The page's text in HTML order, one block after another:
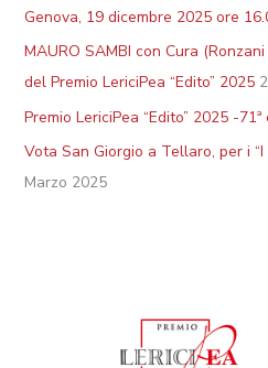
Genova, 19 dicembre 2025 ore
MAURO SAMBI con Cura
del Premio LericiPea “Edito” 2025
Premio LericiPea “Edito” 2025 -
Vota San Giorgio a Tellaro, per i
Marzo 2025